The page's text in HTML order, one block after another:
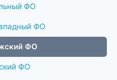
ФО
ФО
ФО
ФО